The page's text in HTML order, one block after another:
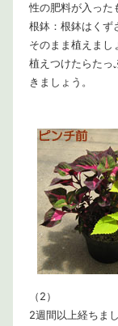
性の肥料が入った
根鉢：根鉢はくず
そのまま植えまし
植えつけたらたっ
きましょう。
（2）
2週間以上経ちま